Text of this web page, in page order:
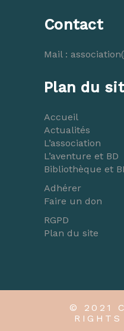
Contact
Mail :
Plan du
Accueil
Actualités
L’association
L’aventure et BD
Bibliothèque et
Adhérer
Faire un don
RGPD
Plan du site
© 2021
RIGHTS